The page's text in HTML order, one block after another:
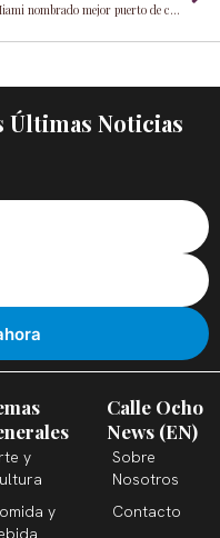
PortMiami nombrado mejor puerto de cruceros por Global Traveler por tercer año consecutivo
Últimas Noticias
y
y
Calle Ocho
News (EN)
Sobre
Nosotros
Contacto